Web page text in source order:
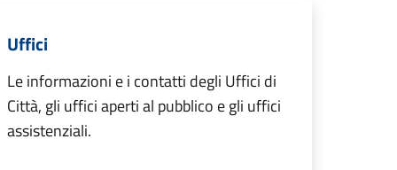
Uffici
Le informazioni e i contatti degli Uffici di
Città, gli uffici aperti al pubblico e gli uffici
assistenziali.